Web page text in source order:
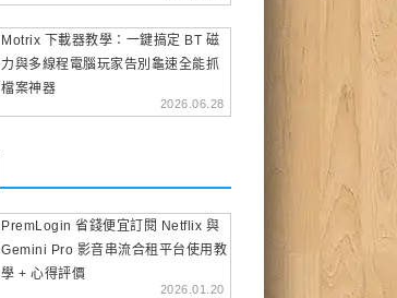
Motrix 下載器教學：一鍵搞定 BT 磁
力與多線程電腦玩家告別龜速全能抓
檔案神器
2026.06.28
PremLogin 省錢便宜訂閱 Netflix 與
Gemini Pro 影音串流合租平台使用教
學 + 心得評價
2026.01.20